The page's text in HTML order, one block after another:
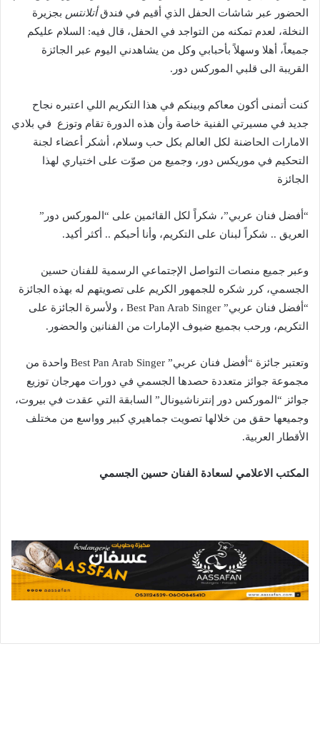
الحضور عبر شاشات الحفل الذي أقيم في فندقأتلانتس بجزيرة
النخلة، لعدم تمكنه من التواجد في الحفل، قال فيه: السلام عليكم
جميعاً، أهلا وسهلاً بأحبابي وكل من يشاهدني اليوم عبر الجائزة
القريبة الى قلبي الموركس دور.
كنت أتمنى أكون معاكم وبينكم في هذا التكريم اللي اعتبره نجاح
جديد في مسيرتي الفنية خاصة وأن هذه الدورة تقام وتوزع في بلادي
الامارات الحاضنة لكل العالم بكل حب وسلام، أشكر أعضاء لجنة
التحكيم في موريكس دور، وجميع من صوّت على اختياري لهذا
الجائزة
“أفضل فنان عربي”، شكراً لكل القائمين على “الموركس دور”
العريق .. شكراً لبنان على التكريم، وأنا أحبكم .. أكثر أكيد.
وعبر جميع منصات التواصل الإجتماعي الرسمية للفنان حسين
الجسمي، كرر شكره للجمهور الكريم على تصويتهم له بهذه الجائزة
“أفضل فنان عربي” Best Pan Arab Singer ، ولأسرة الجائزة على
التكريم، ورحب بجميع ضيوف الإمارات من الفنانين والحضور.
وتعتبر جائزة “أفضل فنان عربي” Best Pan Arab Singer واحدة من
مجموعة جوائز متعددة حصدها الجسمي في دورات مهرجان توزيع
جوائز “الموركس دور إنترناشيونال” السابقة التي عقدت في بيروت،
وجميعها حقق من خلالها تصويت جماهيري كبير وواسع من مختلف
الأقطار العربية.
المكتب العلامي لسعادة الفنان حسين الجسمي